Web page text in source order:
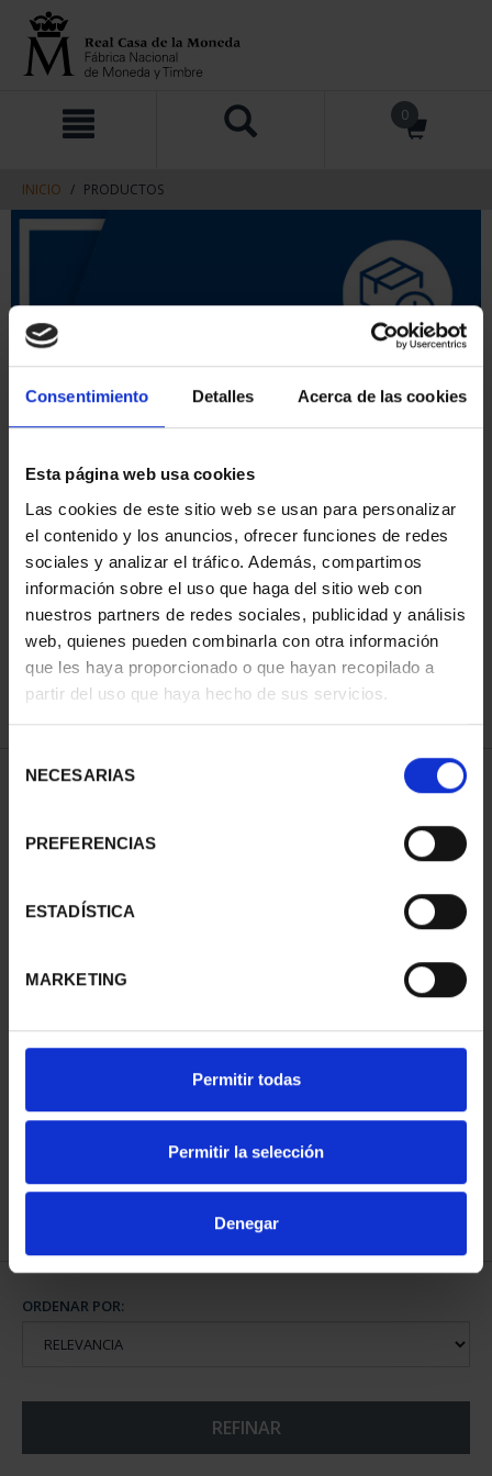
Consentimiento Detalles Acerca de las cookies
Esta página web usa cookies
Las cookies de este sitio web se usan para personalizar
el contenido y los anuncios, ofrecer funciones de redes
sociales y analizar el tráfico. Además, compartimos
información sobre el uso que haga del sitio web con
nuestros partners de redes sociales, publicidad y análisis
web, quienes pueden combinarla con otra información
que les haya proporcionado o que hayan recopilado a
partir del uso que haya hecho de sus servicios.
NECESARIAS
PREFERENCIAS
ESTADÍSTICA
MARKETING
Permitir todas
Permitir la selección
Denegar
contenido
navegacin
0
INICIO PRODUCTOS
ORDENAR POR:
REFINAR
1 Productos encontrados
CIUDADES PATRIMONIO
73,00 €
ORDENAR POR:
REFINAR